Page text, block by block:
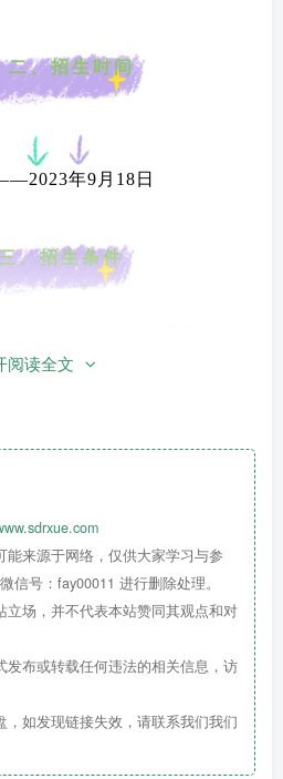
二、招生时间
年9月18日
、招生条件
父母，且幼儿与父母户口同
祖父母，幼儿、幼儿监护人
地址。
外祖父母，幼儿、幼儿监护
房产地址。
四、报名流程
写相关信息。（公立园所，
如实填写。）
期为202
:00
阅读全文
能来源于网络，仅供大家学习与参
信号：fay00011 进行删除处理。
立场，并不代表本站赞同其观点和对
发布或转载任何违法的相关信息，访
，如发现链接失效，请联系我们我们